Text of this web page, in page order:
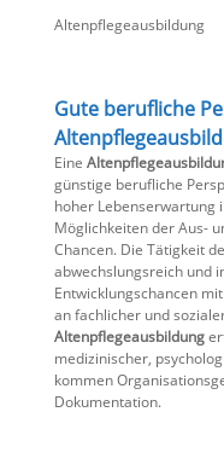
Altenpflegeausbildung
Gute berufliche
Eine
günstige berufliche
hoher Lebenserwartung
Möglichkeiten der Aus-
Chancen. Die Tätigkeit
abwechslungsreich und
Entwicklungschancen
an fachlicher und
Altenpflegeausbildung
medizinischer,
kommen
Dokumentation.